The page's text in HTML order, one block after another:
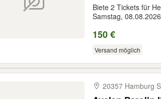
Biete 2 Tickets für
Samstag,
150 €
Versand möglich
20357 Hamburg